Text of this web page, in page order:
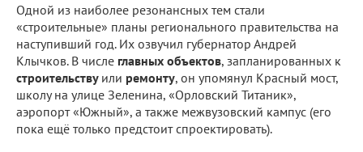
Одной из наиболее резонансных тем стали
«строительные» планы регионального правительства на
наступивший год. Их озвучил губернатор Андрей
Клычков. В числе главных объектов, запланированных к
строительству или ремонту, он упомянул Красный мост,
школу на улице Зеленина, «Орловский Титаник»,
аэропорт «Южный», а также межвузовский кампус (его
пока ещё только предстоит спроектировать).